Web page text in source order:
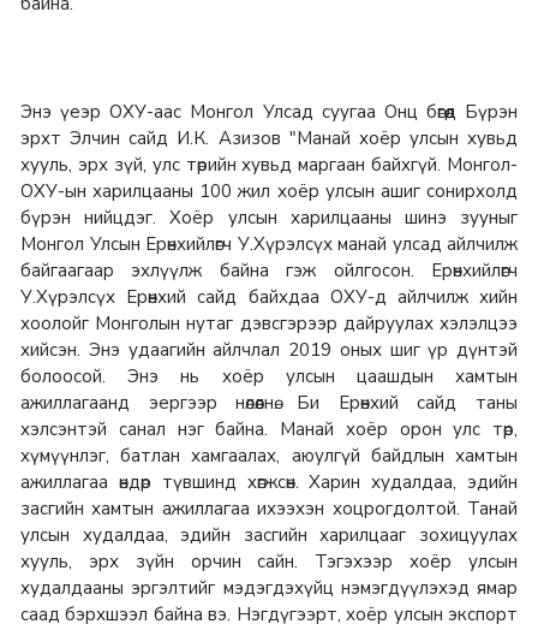
Энэ үеэр ОХУ-аас Монгол Улсад суугаа Онц бөгөөд Бүрэн
эрхт Элчин сайд И.К. Азизов "Манай хоёр улсын хувьд
хууль, эрх зүй, улс төрийн хувьд маргаан байхгүй. Монгол-
ОХУ-ын харилцааны 100 жил хоёр улсын ашиг сонирхолд
бүрэн нийцдэг. Хоёр улсын харилцааны шинэ зууныг
Монгол Улсын Ерөнхийлөгч У.Хүрэлсүх манай улсад айлчилж
байгаагаар эхлүүлж байна гэж ойлгосон. Ерөнхийлөгч
У.Хүрэлсүх Ерөнхий сайд байхдаа ОХУ-д айлчилж хийн
хоолойг Монголын нутаг дэвсгэрээр дайруулах хэлэлцээ
хийсэн. Энэ удаагийн айлчлал 2019 оных шиг үр дүнтэй
болоосой. Энэ нь хоёр улсын цаашдын хамтын
ажиллагаанд эергээр нөлөөлнө. Би Ерөнхий сайд таны
хэлсэнтэй санал нэг байна. Манай хоёр орон улс төр,
хүмүүнлэг, батлан хамгаалах, аюулгүй байдлын хамтын
ажиллагаа өндөр түвшинд хөгжсөн. Харин худалдаа, эдийн
засгийн хамтын ажиллагаа ихээхэн хоцрогдолтой. Танай
улсын худалдаа, эдийн засгийн харилцааг зохицуулах
хууль, эрх зүйн орчин сайн. Тэгэхээр хоёр улсын
худалдааны эргэлтийг мэдэгдэхүйц нэмэгдүүлэхэд ямар
саад бэрхшээл байна вэ. Нэгдүгээрт, хоёр улсын экспорт